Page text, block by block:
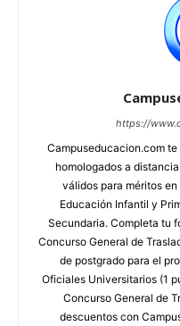
https://
Campuseducacion.com
homologados a
válidos para méritos
Educación Infantil y
Secundaria. Completa tu
Concurso General de
de postgrado para el
Oficiales Universitarios (1
Concurso General de
descuentos con